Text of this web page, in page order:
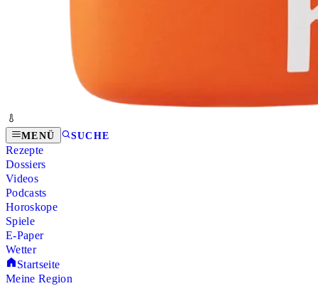
MENÜ SUCHE
Rezepte
Dossiers
Videos
Podcasts
Horoskope
Spiele
E-Paper
Wetter
Startseite
Meine Region